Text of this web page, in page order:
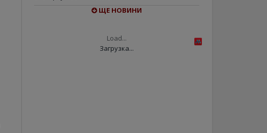
ЩЕ НОВИНИ
Load...
Загрузка...